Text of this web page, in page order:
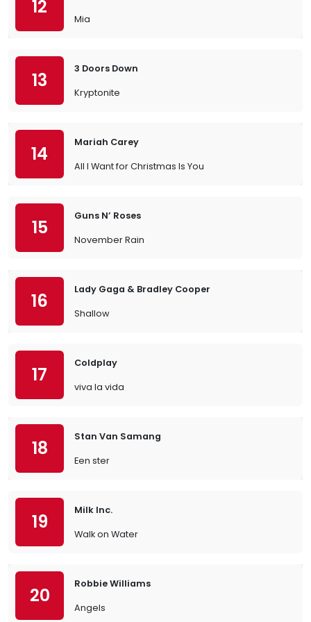
12
Mia
13
3 Doors Down
Kryptonite
14
Mariah Carey
All I Want for Christmas Is You
15
Guns N’ Roses
November Rain
16
Lady Gaga & Bradley Cooper
Shallow
17
Coldplay
viva la vida
18
Stan Van Samang
Een ster
19
Milk Inc.
Walk on Water
20
Robbie Williams
Angels